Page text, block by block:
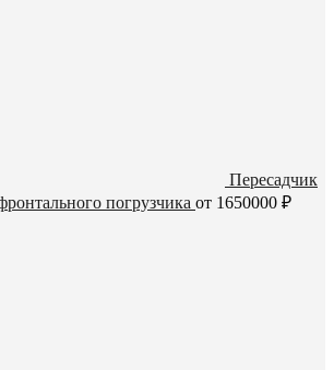
Пересадчик
погрузчика от 1650000 ₽